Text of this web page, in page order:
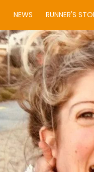
NEWS RUNNER'S